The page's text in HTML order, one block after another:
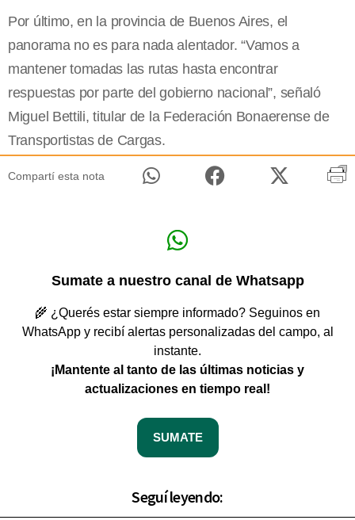
Por último, en la provincia de Buenos Aires, el
panorama no es para nada alentador. “Vamos a
mantener tomadas las rutas hasta encontrar
respuestas por parte del gobierno nacional”, señaló
Miguel Bettili, titular de la Federación Bonaerense de
Transportistas de Cargas.
Compartí esta nota
Sumate a nuestro canal de Whatsapp
🌾 ¿Querés estar siempre informado? Seguinos en
WhatsApp y recibí alertas personalizadas del campo, al
instante.
¡Mantente al tanto de las últimas noticias y
actualizaciones en tiempo real!
SUMATE
Seguí leyendo: